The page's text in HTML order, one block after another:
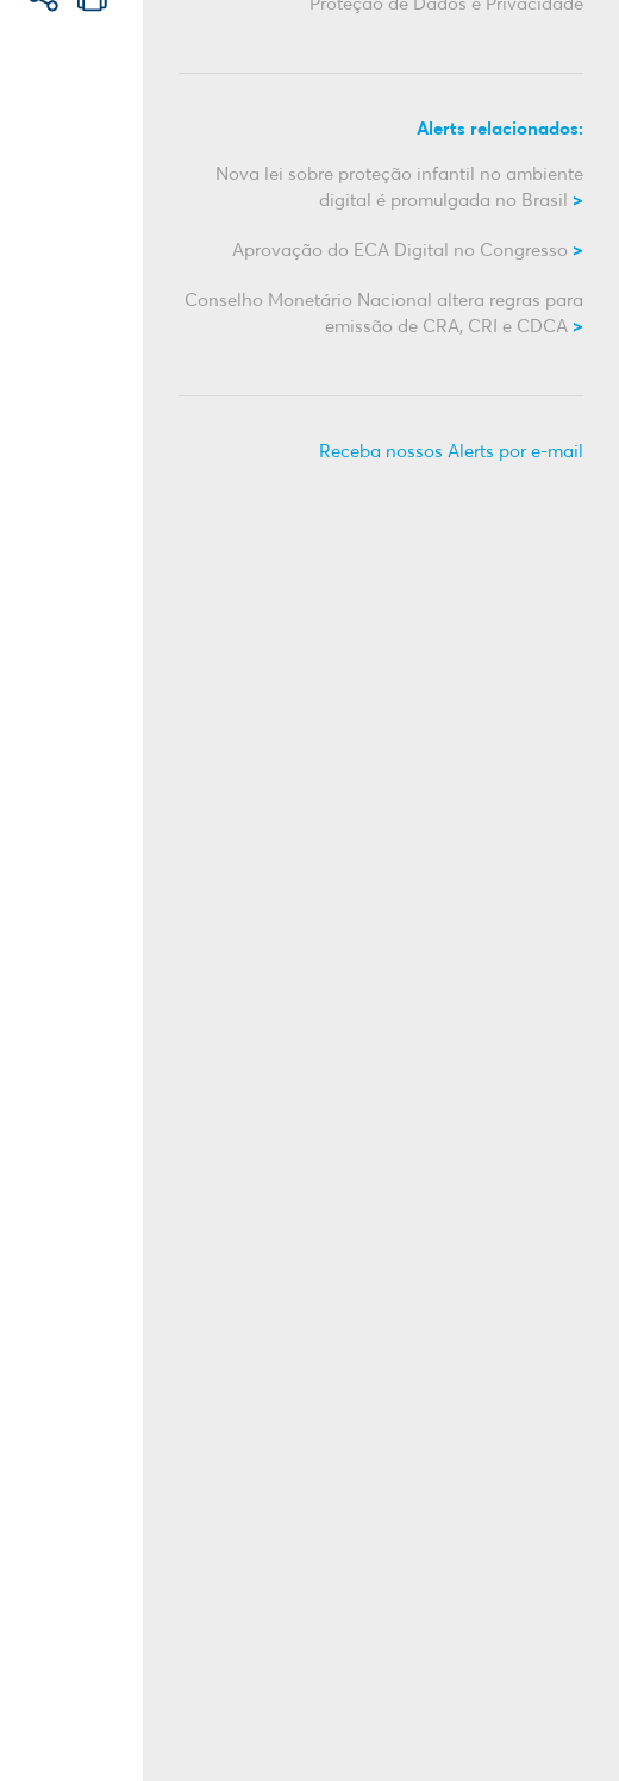
Proteção de Dados e Privacidade
Alerts relacionados:
Nova lei sobre proteção infantil no ambiente
digital é promulgada no Brasil
Aprovação do ECA Digital no Congresso
Conselho Monetário Nacional altera regras para
emissão de CRA, CRI e CDCA
Receba nossos Alerts por e-mail